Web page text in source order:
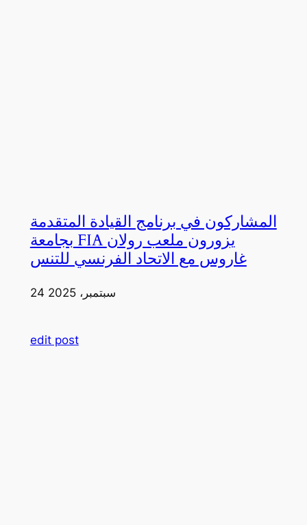
المشاركون في برنامج القيادة المتقدمة
بجامعة FIA يزورون ملعب رولان
غاروس مع الاتحاد الفرنسي للتنس
24 سبتمبر، 2025
edit post